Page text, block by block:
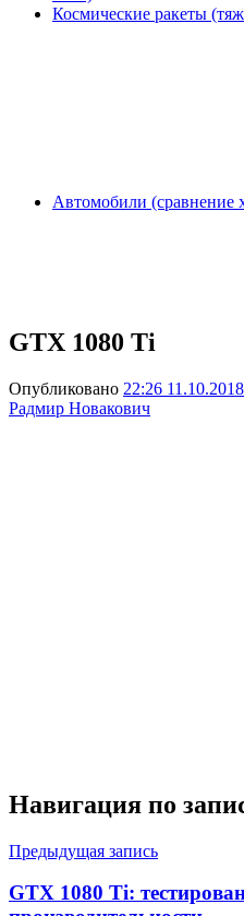
Космические ракеты
Автомобили (сравнение
GTX 1080 Ti
Опубликовано 22:26 11.10.2018
Радмир Новакович
Навигация по
Предыдущая запись
GTX 1080 Ti: